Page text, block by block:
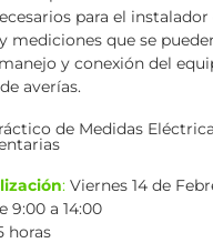
para el
mediciones que se
y conexión del
averías.
: Viernes 14 de
9:00 a 14:00
horas